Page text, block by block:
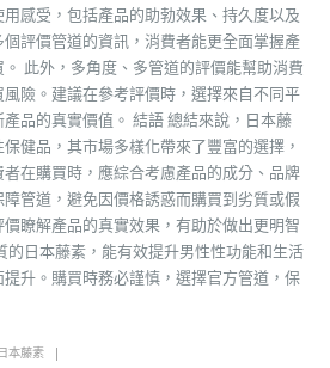
感受，包括產品的助勃效果、持久度以及
評價管道的資訊，消費者能更全面掌握產
此外，多角度、多管道的評價能幫助消費
險。建議在參考評價時，選擇來自不同平
品的真實價值。 結語 總結來說，日本藤
健品，其市場多樣化帶來了豐富的選擇，
在購買時，應綜合考慮產品的成分、品牌
管道，避免因價格誘惑而購買到劣質或假
瞭解產品的真實效果，有助於做出更明智
的日本藤素，能有效提升男性性功能和生活
升。購買時務必謹慎，選擇官方管道，保
日本藤素